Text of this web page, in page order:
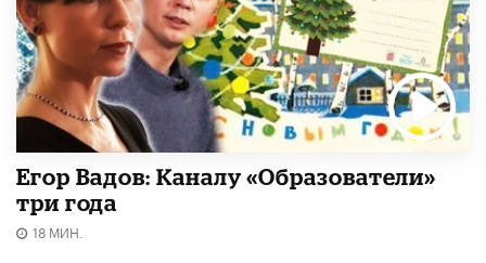
Егор Вадов: Каналу «Образователи»
три года
18 МИН.